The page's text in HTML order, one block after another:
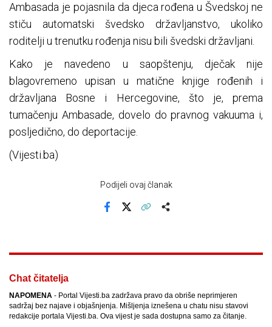
Ambasada je pojasnila da djeca rođena u Švedskoj ne
stiču automatski švedsko državljanstvo, ukoliko
roditelji u trenutku rođenja nisu bili švedski državljani.
Kako je navedeno u saopštenju, dječak nije
blagovremeno upisan u matične knjige rođenih i
državljana Bosne i Hercegovine, što je, prema
tumačenju Ambasade, dovelo do pravnog vakuuma i,
posljedično, do deportacije.
(Vijesti.ba)
Podijeli ovaj članak
Chat čitatelja
NAPOMENA - Portal Vijesti.ba zadržava pravo da obriše neprimjeren
sadržaj bez najave i objašnjenja. Mišljenja iznešena u chatu nisu stavovi
redakcije portala Vijesti.ba. Ova vijest je sada dostupna samo za čitanje.